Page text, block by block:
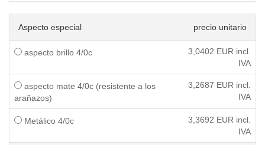
Aspecto especial precio unitario
aspecto brillo 4/0c 3,0402 EUR incl.
IVA
aspecto mate 4/0c (resistente a los
arañazos)
3,2687 EUR incl.
IVA
Metálico 4/0c 3,3692 EUR incl.
IVA